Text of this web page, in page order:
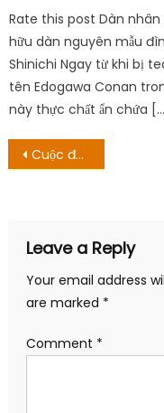
Rate this post Dàn
hữu dàn nguyên mẫu
Shinichi Ngay từ khi bị
tên Edogawa Conan
này thực chất ẩn chứa
Post
Cuộc đua kỳ thú mùa 34 tập 1 Ngày phát hành: Gặp gỡ các thí sinh
Leave a Reply
Your email address
are marked *
Comment *